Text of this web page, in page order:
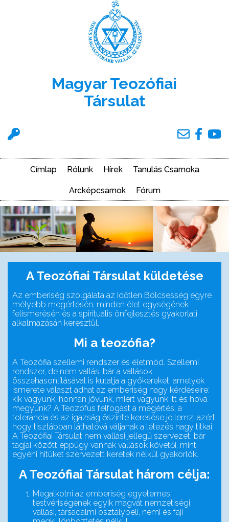
Felhasználói
Magyar Teozófiai
Társulat
Címlap Rólunk Hírek Tanulás Csarnoka
Arcképcsarnok Fórum
A Teozófiai Társulat küldetése
Az emberiség szolgálata az Időtlen Bölcsesség egyre
mélyebb megértésén, minden élet egységének
felismerésén és a spirituális önfejlesztés gyakorlati
alkalmazásán keresztül.
Mi a teozófia?
A Teozófia szellemi rendszer és életmód. Szellemi
rendszer, de nem vallás, bár a vallások
összehasonlításával is kutatja a gyökereket, amelyek
ismerete választ adhat az emberiség nagy kérdéseire:
kik vagyunk, honnan jövünk, miért vagyunk itt és hová
megyünk? A Teozófus felfogást a megértés, a
tolerancia és az igazság őszinte keresése jellemzi azért,
hogy tisztábban láthatóvá váljanak a létezés nagy titkai.
A Teozófiai Társulat nem vallási jellegű szervezet, bár
tagjai között éppúgy vannak vallások követői, mint
egyéni hitüket szervezett keretek nélkül gyakorlók.
A Teozófiai Társulat három célja:
Megalkotni az emberiség egyetemes
testvériségének egyik magvát nemzetiségi,
vallási, társadalmi osztálybeli, nemi és faji